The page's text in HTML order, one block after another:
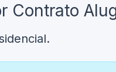
Contrato